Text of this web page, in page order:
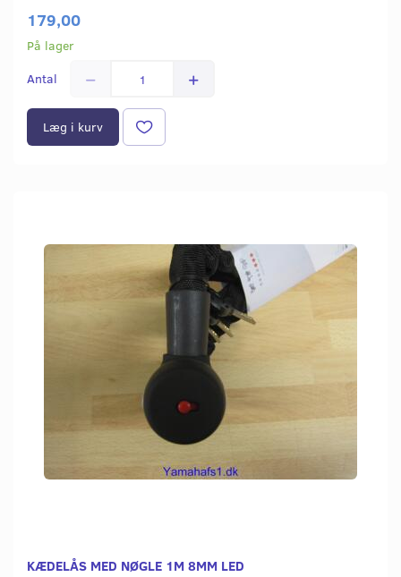
179,00
På lager
Antal
Læg i kurv
KÆDELÅS MED NØGLE 1M 8MM LED